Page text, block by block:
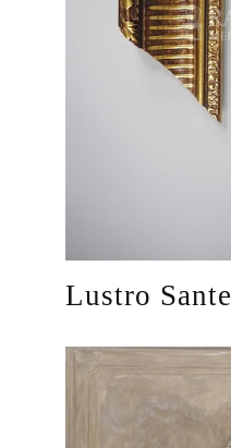
Lustro Sante